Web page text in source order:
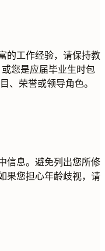
的工作经验，请保持教
您是应届毕业生时包
、荣誉或领导角色。
信息。避免列出您所修
果您担心年龄歧视，请